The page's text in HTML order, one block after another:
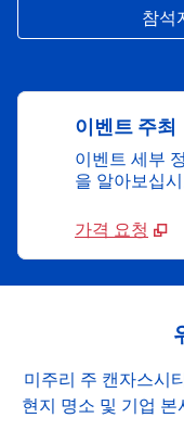
참석
이벤트 주최
이벤트 세부
을 알아보십
가격 요청
미주리 주 캔자스시
현지 명소 및 기업